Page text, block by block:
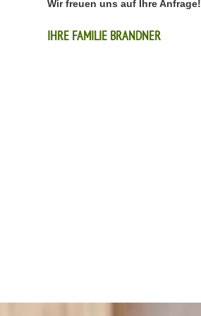
Wir freuen uns auf Ihre Anfrage!
IHRE FAMILIE BRANDNER